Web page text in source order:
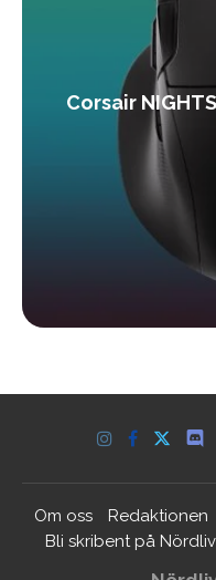
Corsair
Om oss Redaktionen
Bli skribent på Nördliv